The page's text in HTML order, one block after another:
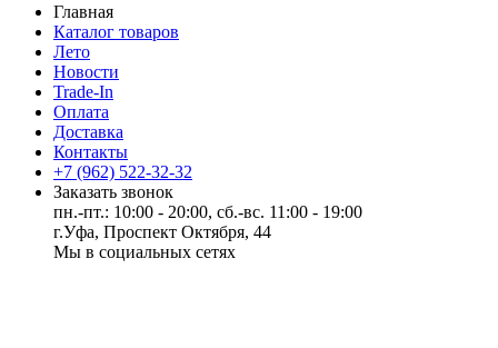
Главная
Каталог товаров
Лето
Новости
Trade-In
Оплата
Доставка
Контакты
+7 (962) 522-32-32
Заказать звонок
пн.-пт.: 10:00 - 20:00, сб.-вс. 11:00 - 19:00
г.Уфа, Проспект Октября, 44
Мы в социальных сетях